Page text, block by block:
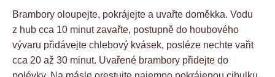
Brambory oloupejte, pokrájejte a uvařte doměkka. Vodu
z hub cca 10 minut zavařte, postupně do houbového
vývaru přidávejte chlebový kvásek, posléze nechte vařit
cca 20 až 30 minut. Uvařené brambory přidejte do